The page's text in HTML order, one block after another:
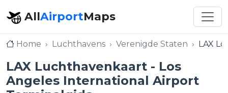
AllAirportMaps
Home Luchthavens Verenigde Staten LAX
LAX Luchthavenkaart - Los
Angeles International Airport